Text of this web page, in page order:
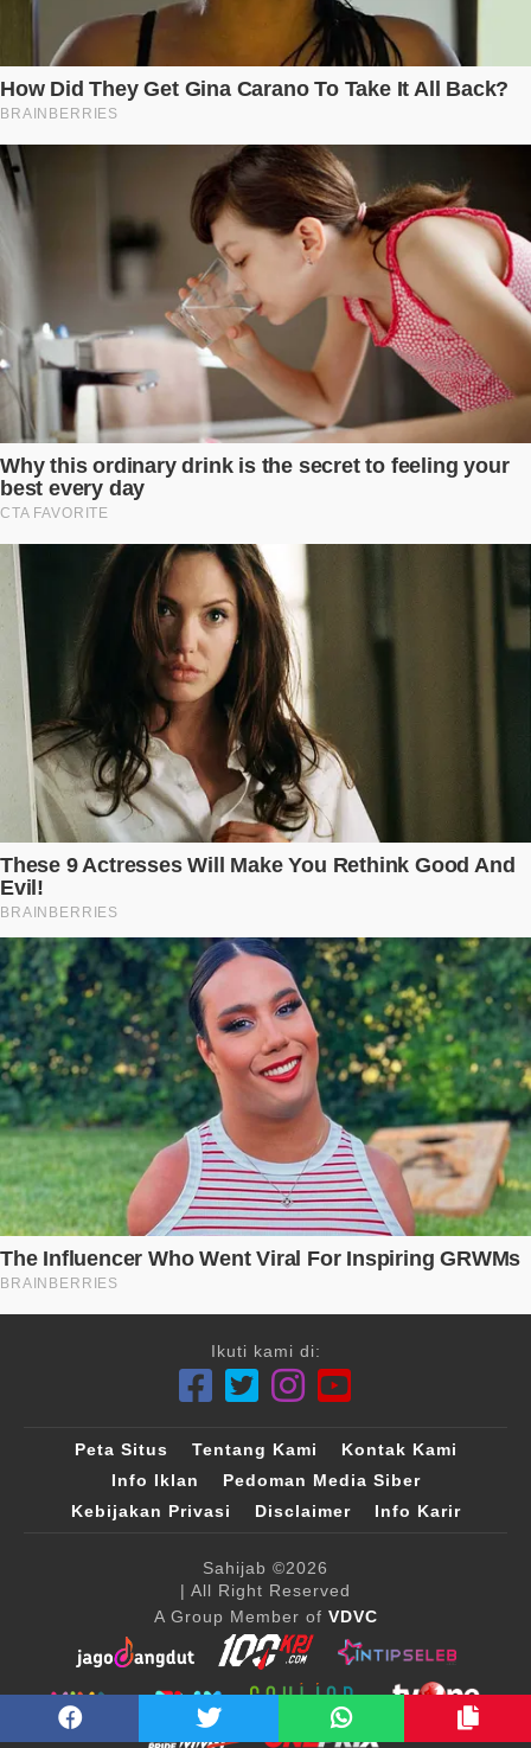
Ikuti kami di:
Peta Situs Tentang Kami
Kontak Kami
Info Iklan
Pedoman Media Siber
Kebijakan Privasi
Disclaimer Info Karir
Sahijab ©2026
| All Right Reserved
A Group Member of VDVC